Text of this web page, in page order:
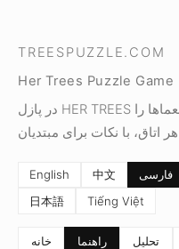
TREESPUZZLE.COM
Her Trees Puzzle Game
در پازل HER TREES گیر کرده‌اید؟ ویدیوی کامل حل معماها را
English 中文 فارسی
日本語
Tiếng Việt
خانه راهنما تحلیل